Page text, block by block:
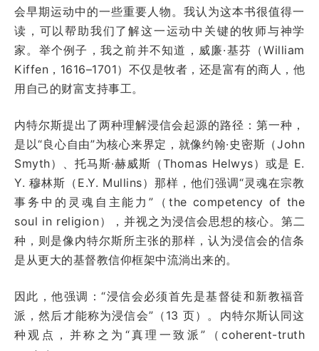
会早期运动中的一些重要人物。我认为这本书很值得一
读，可以帮助我们了解这一运动中关键的牧师与神学
家。举个例子，我之前并不知道，威廉·基芬（William
Kiffen，1616–1701）不仅是牧者，还是富有的商人，他
用自己的财富支持事工。
内特尔斯提出了两种理解浸信会起源的路径：第一种，
是以“良心自由”为核心来界定，就像约翰·史密斯（John
Smyth）、托马斯·赫威斯（Thomas Helwys）或是 E.
Y. 穆林斯（E.Y. Mullins）那样，他们强调“灵魂在宗教
事务中的灵魂自主能力”（the competency of the
soul in religion），并视之为浸信会思想的核心。第二
种，则是像内特尔斯所主张的那样，认为浸信会的信条
是从更大的基督教信仰框架中流淌出来的。
因此，他强调：“浸信会必须首先是基督徒和新教福音
派，然后才能称为浸信会”（13 页）。内特尔斯认同这
种观点，并称之为“真理一致派”（coherent-truth